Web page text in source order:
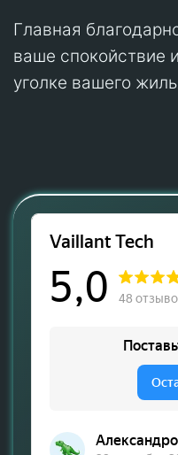
Главная
ваше спокойствие
уголке вашего